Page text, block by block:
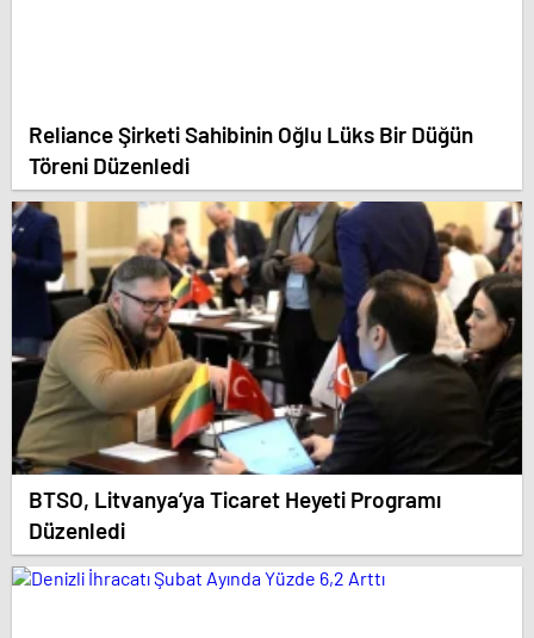
Reliance Şirketi Sahibinin Oğlu Lüks Bir Düğün
Töreni Düzenledi
BTSO, Litvanya’ya Ticaret Heyeti Programı
Düzenledi